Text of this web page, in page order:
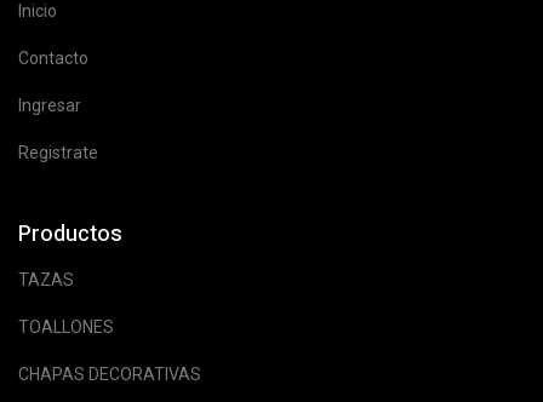
Inicio
Contacto
Ingresar
Registrate
Productos
TAZAS
TOALLONES
CHAPAS DECORATIVAS